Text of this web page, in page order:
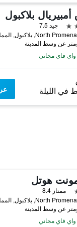
بلاكبول
جيد 7.5
واي فاي مجاني
في الليلة
هوتل
ممتاز 8.4
واي فاي مجاني